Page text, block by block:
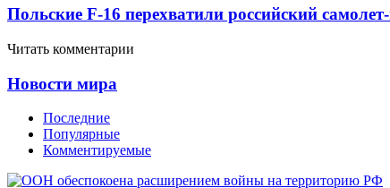
Польские F-16 перехватили российский
Читать комментарии
Новости мира
Последние
Популярные
Комментируемые